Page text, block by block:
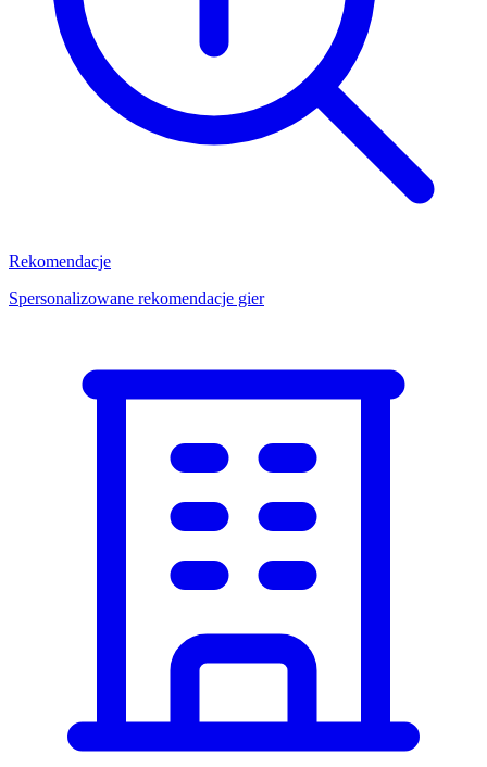
Rekomendacje
Spersonalizowane rekomendacje gier